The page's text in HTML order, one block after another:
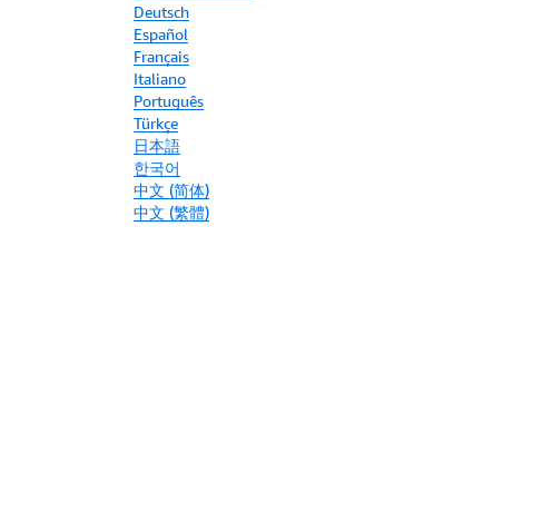
Deutsch
Español
Français
Italiano
Português
Türkçe
日本語
한국어
中文 (简体)
中文 (繁體)